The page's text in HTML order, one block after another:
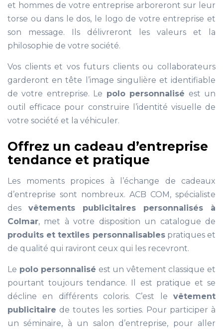
et hommes de votre entreprise arboreront sur leur
torse ou dans le dos, le logo de votre entreprise et
son message. Ils délivreront les valeurs et la
philosophie de votre société.
Vos clients et vos futurs clients ou collaborateurs
garderont en tête l’image singulière et identifiable
de votre entreprise. Le polo personnalisé est un
outil efficace pour construire l’identité visuelle de
votre société et la véhiculer.
Offrez un cadeau d’entreprise
tendance et pratique
Les moments propices à l’échange de cadeaux
d’entreprise sont nombreux. ACB COM, spécialiste
des vêtements publicitaires personnalisés à
Colmar, met à votre disposition un catalogue de
produits et textiles personnalisablespratiques et
de qualité qui raviront ceux qui les recevront.
Le polo personnalisé est un vêtement classique et
pourtant toujours tendance. Il est pratique et se
décline en différents coloris. C’est le vêtement
publicitaire de toutes les sorties. Pour participer à
un séminaire, à un salon d’entreprise, pour aller